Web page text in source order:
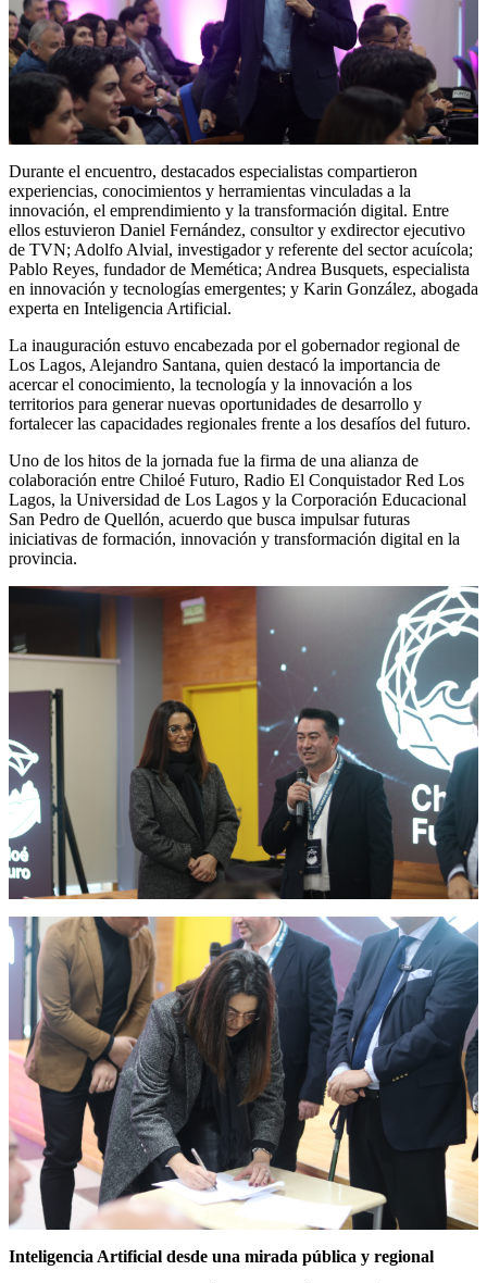
Durante el encuentro, destacados especialistas compartieron
experiencias, conocimientos y herramientas vinculadas a la
innovación, el emprendimiento y la transformación digital. Entre
ellos estuvieron Daniel Fernández, consultor y exdirector ejecutivo
de TVN; Adolfo Alvial, investigador y referente del sector acuícola;
Pablo Reyes, fundador de Memética; Andrea Busquets, especialista
en innovación y tecnologías emergentes; y Karin González, abogada
experta en Inteligencia Artificial.
La inauguración estuvo encabezada por el gobernador regional de
Los Lagos, Alejandro Santana, quien destacó la importancia de
acercar el conocimiento, la tecnología y la innovación a los
territorios para generar nuevas oportunidades de desarrollo y
fortalecer las capacidades regionales frente a los desafíos del futuro.
Uno de los hitos de la jornada fue la firma de una alianza de
colaboración entre Chiloé Futuro, Radio El Conquistador Red Los
Lagos, la Universidad de Los Lagos y la Corporación Educacional
San Pedro de Quellón, acuerdo que busca impulsar futuras
iniciativas de formación, innovación y transformación digital en la
provincia.
Inteligencia Artificial desde una mirada pública y regional